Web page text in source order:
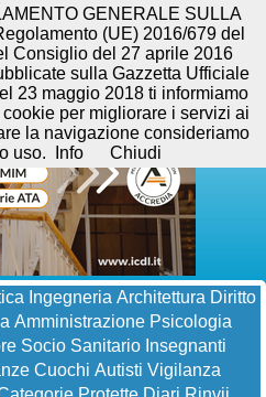
Ingegneria Architettura Diritto
Amministrazione Psicologia
Socio Sanitario Insegnanti
Cuochi Autisti Vigilanza
GENERALE SULLA
(UE) 2016/679 del
Consiglio del 27 aprile 2016
sulla Gazzetta Ufficiale
23 maggio 2018 ti informiamo
per migliorare i servizi ai
la navigazione consideriamo
uso.
Info Chiudi